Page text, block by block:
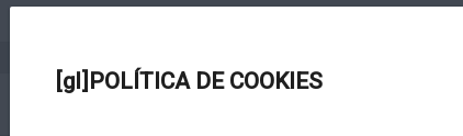
[gl]POLÍTICA DE COOKIES